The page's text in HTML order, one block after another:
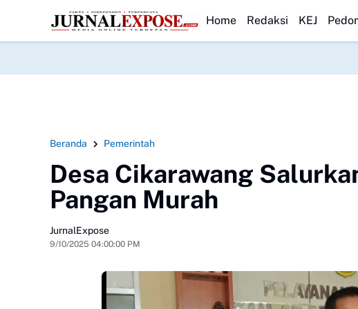
HEADLINE
Nias Dampingi Gubernur Sumut Tinjau Lahewa HUT ke-23, PPAD Kota
Home Redaksi KEJ
Beranda Pemerintah
Desa Cikarawang
Pangan Murah
JurnalExpose
9/10/2025 04:00:00 PM